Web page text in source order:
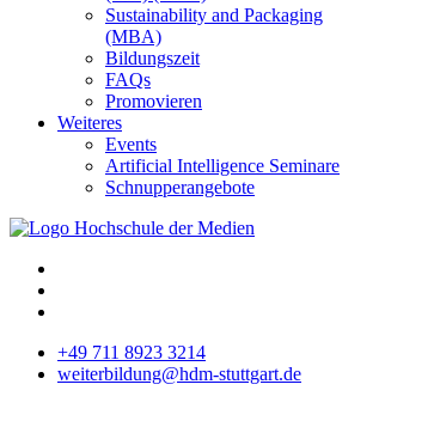
Sustainability and Packaging
(MBA)
Bildungszeit
FAQs
Promovieren
Weiteres
Events
Artificial Intelligence Seminare
Schnupperangebote
+49 711 8923 3214
weiterbildung@hdm-stuttgart.de